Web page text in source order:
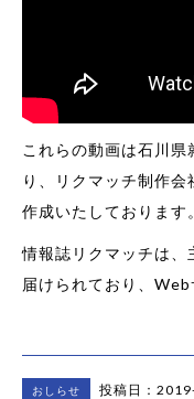
これらの動画は石川
り、リクマッチ制作
作成いたしております。
情報誌リクマッチは、
届けられており、Web
おしらせ 投稿日：